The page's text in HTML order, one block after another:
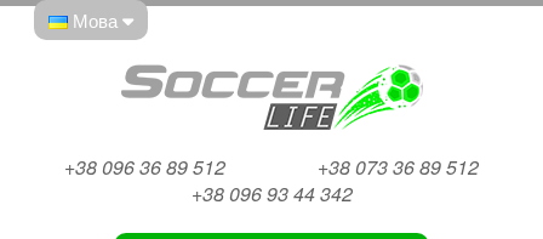
Мова
+38 096 36 89 512
+38 073 36 89 512
+38 096 93 44 342